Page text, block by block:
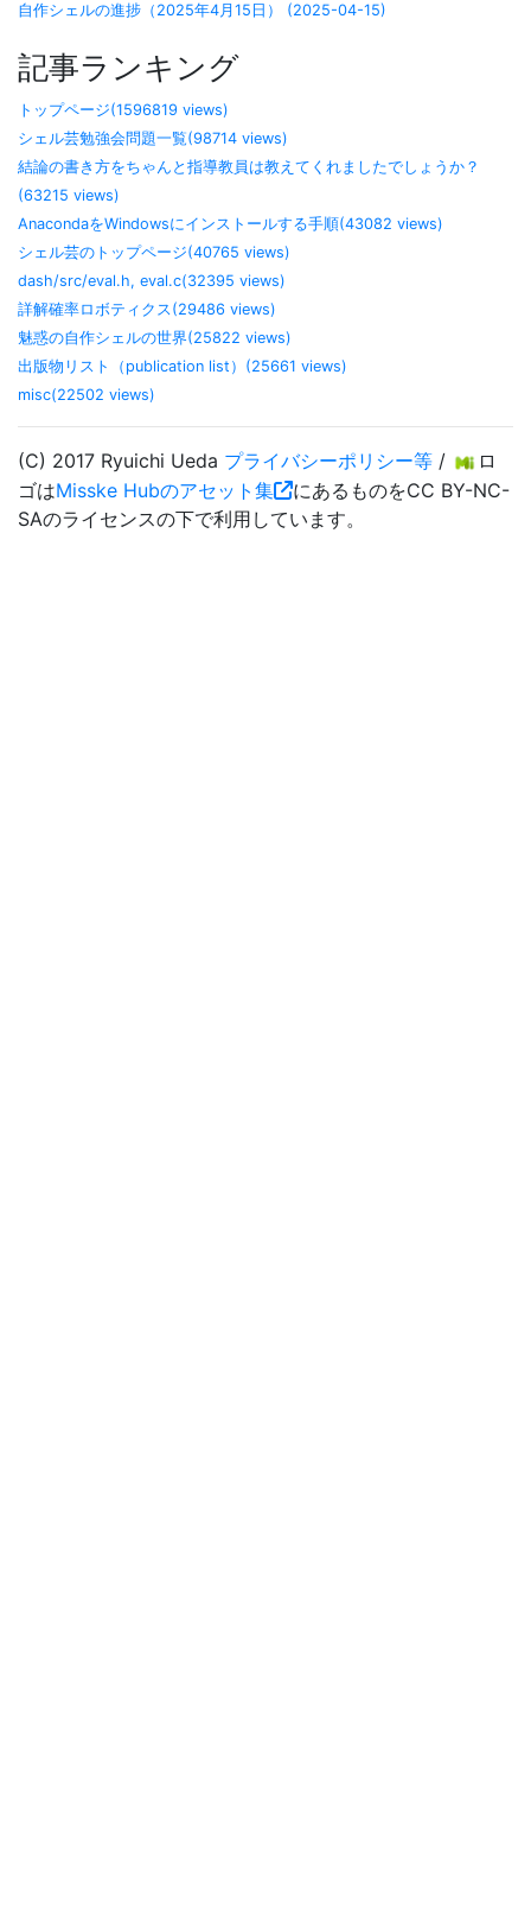
自作シェルの進捗（2025年4月15日） (2025-04-15)
記事ランキング
トップページ(1596819 views)
シェル芸勉強会問題一覧(98714 views)
結論の書き方をちゃんと指導教員は教えてくれましたでしょうか？
(63215 views)
AnacondaをWindowsにインストールする手順(43082 views)
シェル芸のトップページ(40765 views)
dash/src/eval.h, eval.c(32395 views)
詳解確率ロボティクス(29486 views)
魅惑の自作シェルの世界(25822 views)
出版物リスト（publication list）(25661 views)
misc(22502 views)
(C) 2017 Ryuichi Ueda プライバシーポリシー等 /
ロ
ゴはMisske Hubのアセット集
にあるものをCC BY-NC-
SAのライセンスの下で利用しています。